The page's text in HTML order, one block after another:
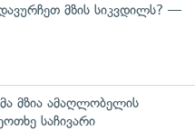
მზის სიკვდილს? —
მზია ამაღლობელის
საჩივარი